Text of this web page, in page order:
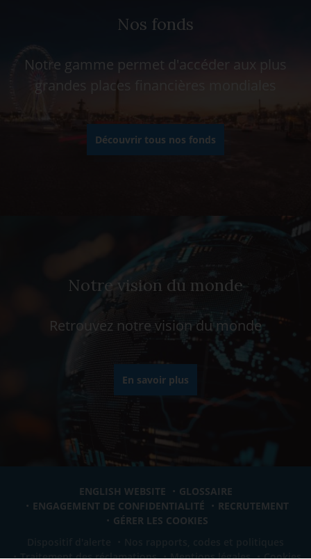
Nos fonds
Notre gamme permet d'accéder aux plus
grandes places financières mondiales
Découvrir tous nos fonds
Notre vision du monde
Retrouvez notre vision du monde
En savoir plus
ENGLISH WEBSITE
GLOSSAIRE
ENGAGEMENT DE CONFIDENTIALITÉ
RECRUTEMENT
GÉRER LES COOKIES
Traitement des réclamations
Mentions légales Cookies